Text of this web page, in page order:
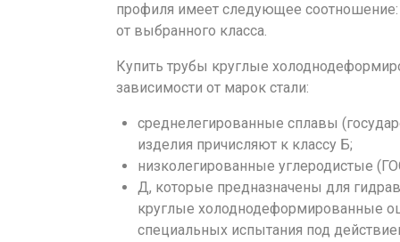
профиля имеет следующее
от выбранного класса.
Купить трубы круглые
зависимости от марок стали:
среднелегированные сплавы
изделия причисляют к классу Б;
низколегированные углеродистые
Д, которые предназначены для
круглые холоднодеформированные
специальных испытания под